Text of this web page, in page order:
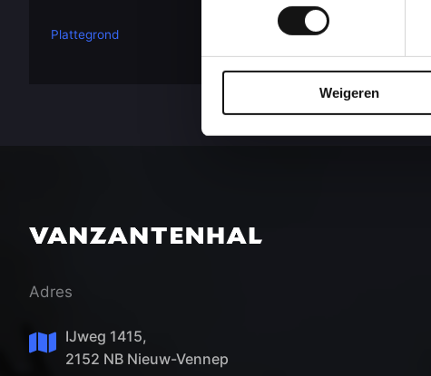
Weigeren
Plattegrond
Adres
IJweg 1415,
2152 NB Nieuw-Vennep